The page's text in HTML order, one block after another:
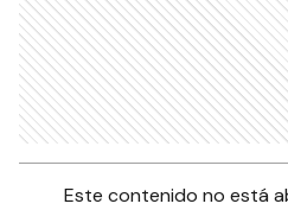
Este contenido no está